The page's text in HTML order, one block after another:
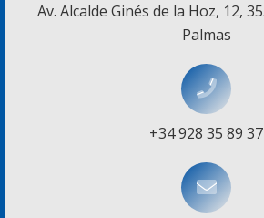
Av. Alcalde Ginés de la Hoz, 12,
Palmas
+34 928 35 89 37